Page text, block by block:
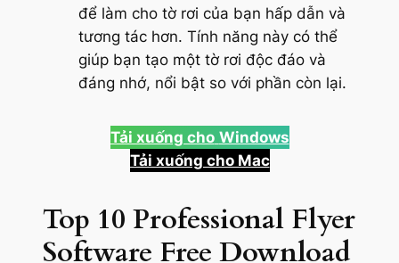
để làm cho tờ rơi của bạn hấp dẫn và
tương tác hơn. Tính năng này có thể
giúp bạn tạo một tờ rơi độc đáo và
đáng nhớ, nổi bật so với phần còn lại.
Tải xuống cho Windows
Tải xuống cho Mac
Top 10 Professional Flyer
Software Free Download